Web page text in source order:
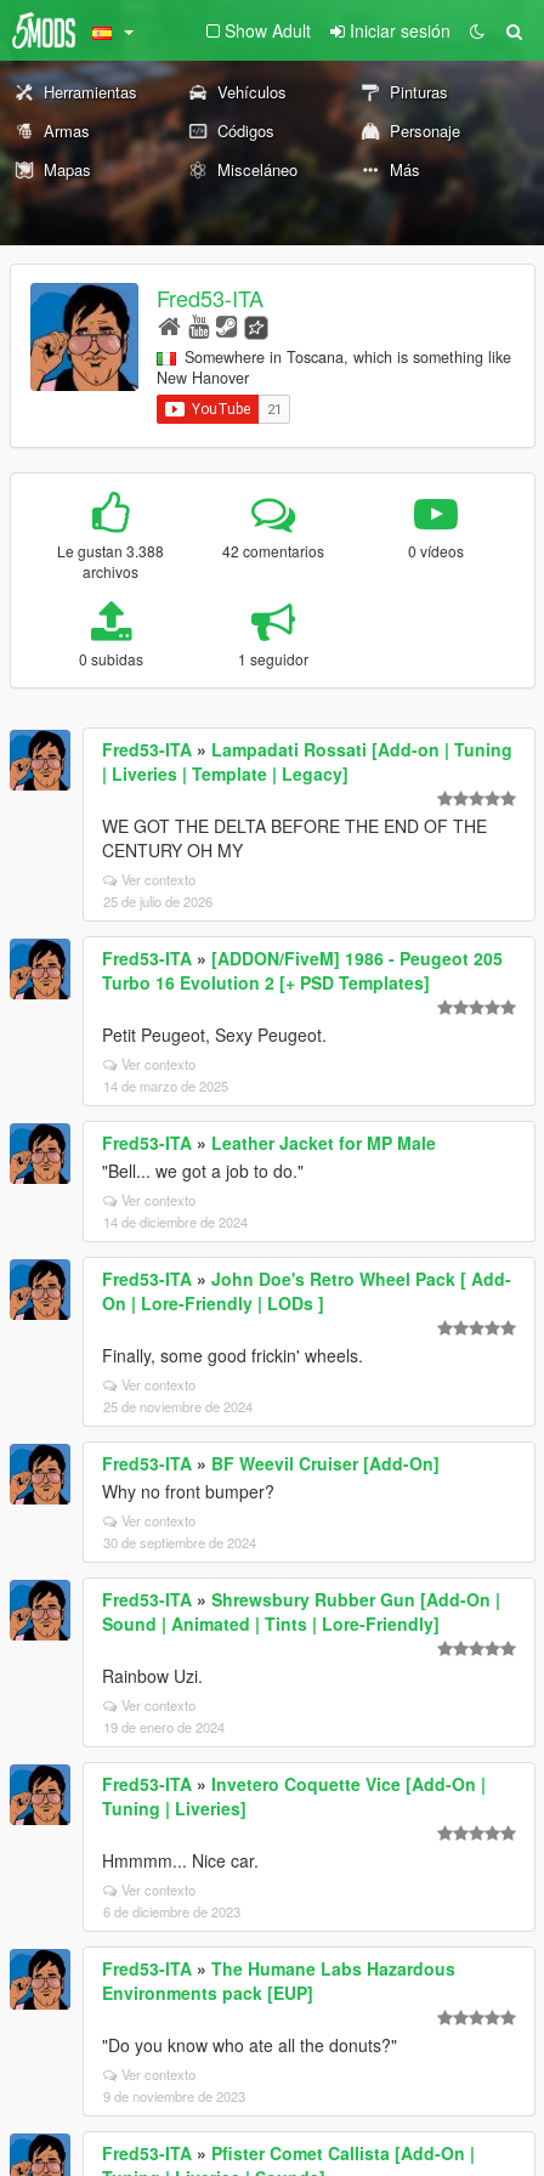
Show Adult Iniciar sesión
Herramientas Vehículos
Pinturas
Armas
Códigos
Personaje
Mapas
Misceláneo Más
Fred53-ITA
Somewhere in Toscana, which is something like
New Hanover
Le gustan 3.388
archivos
42 comentarios 0 vídeos
0 subidas 1 seguidor
Fred53-ITA » Lampadati Rossati [Add-on | Tuning
| Liveries | Template | Legacy]
WE GOT THE DELTA BEFORE THE END OF THE
CENTURY OH MY
Ver contexto
25 de julio de 2026
Fred53-ITA » [ADDON/FiveM] 1986 - Peugeot 205
Turbo 16 Evolution 2 [+ PSD Templates]
Petit Peugeot, Sexy Peugeot.
Ver contexto
14 de marzo de 2025
Fred53-ITA » Leather Jacket for MP Male
"Bell... we got a job to do."
Ver contexto
14 de diciembre de 2024
Fred53-ITA » John Doe's Retro Wheel Pack [ Add-
On | Lore-Friendly | LODs ]
Finally, some good frickin' wheels.
Ver contexto
25 de noviembre de 2024
Fred53-ITA » BF Weevil Cruiser [Add-On]
Why no front bumper?
Ver contexto
30 de septiembre de 2024
Fred53-ITA » Shrewsbury Rubber Gun [Add-On |
Sound | Animated | Tints | Lore-Friendly]
Rainbow Uzi.
Ver contexto
19 de enero de 2024
Fred53-ITA » Invetero Coquette Vice [Add-On |
Tuning | Liveries]
Hmmmm... Nice car.
Ver contexto
6 de diciembre de 2023
Fred53-ITA » The Humane Labs Hazardous
Environments pack [EUP]
"Do you know who ate all the donuts?"
Ver contexto
9 de noviembre de 2023
Fred53-ITA » Pfister Comet Callista [Add-On |